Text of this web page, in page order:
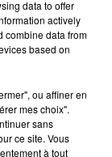
de
un
diffuser
data to offer
actively
combine data from
based on
ou affiner en
mes choix".
sans
ce site. Vous
à tout